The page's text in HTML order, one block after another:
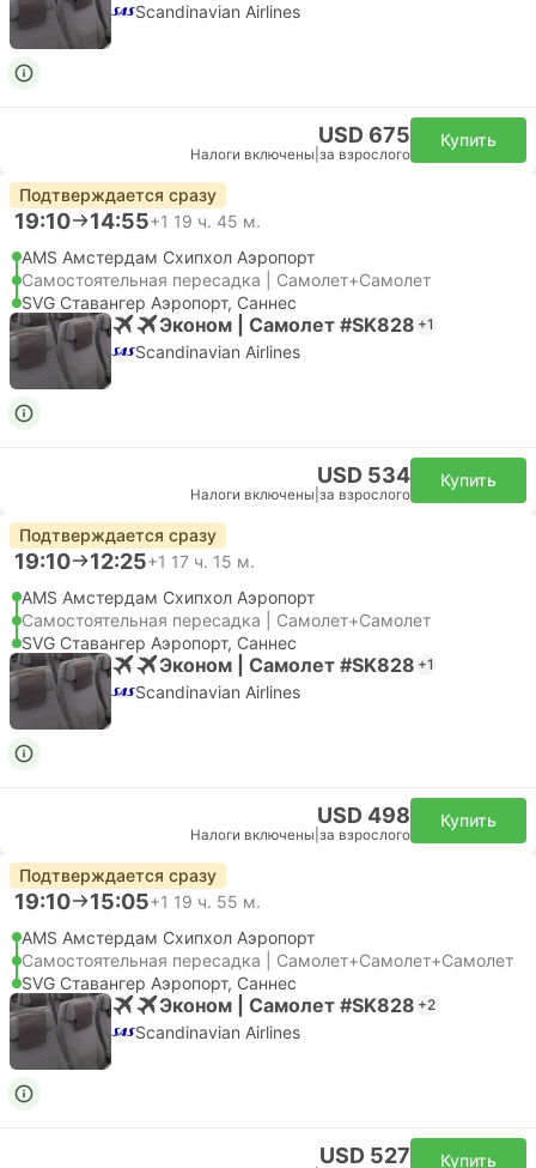
Scandinavian Airlines
USD 675
Налоги включены за взрослого
Купить
Подтверждается сразу
19:10 14:55+1 19 ч. 45 м.
AMS Амстердам Cхипхол Аэропорт
Самостоятельная пересадка | Самолет+Самолет
SVG Ставангер Аэропорт, Саннес
Эконом | Самолет #SK828 +1
Scandinavian Airlines
USD 534
Налоги включены за взрослого
Купить
Подтверждается сразу
19:10 12:25+1 17 ч. 15 м.
AMS Амстердам Cхипхол Аэропорт
Самостоятельная пересадка | Самолет+Самолет
SVG Ставангер Аэропорт, Саннес
Эконом | Самолет #SK828 +1
Scandinavian Airlines
USD 498
Налоги включены за взрослого
Купить
Подтверждается сразу
19:10 15:05+1 19 ч. 55 м.
AMS Амстердам Cхипхол Аэропорт
Самостоятельная пересадка | Самолет+Самолет+Самолет
SVG Ставангер Аэропорт, Саннес
Эконом | Самолет #SK828 +2
Scandinavian Airlines
USD 527 Купить